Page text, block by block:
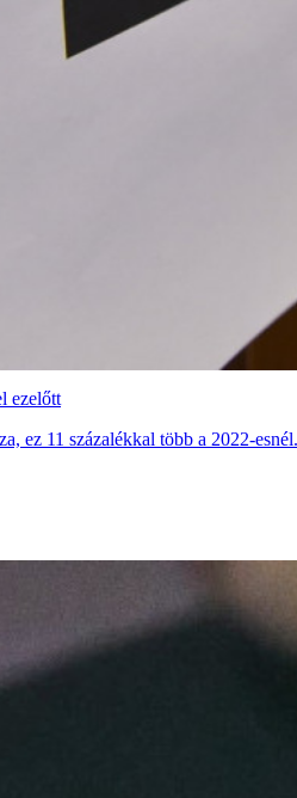
ezelőtt
ez 11 százalékkal több a 2022-esnél.